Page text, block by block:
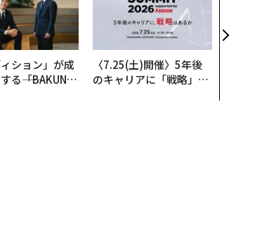
ィション」が成
る――「BAKUN
〈7.25(土)開催〉5年後
のキャリアに「戦略」は
（前編）